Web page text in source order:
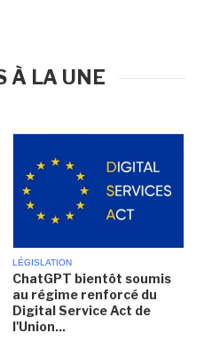
À LA UNE
LÉGISLATION
ChatGPT bientôt soumis
au régime renforcé du
Digital Service Act de
l'Union...